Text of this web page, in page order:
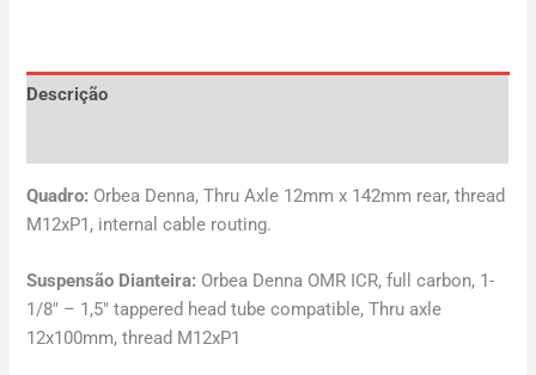
Descrição
Quadro: Orbea Denna, Thru Axle 12mm x 142mm rear, thread
M12xP1, internal cable routing.
Suspensão Dianteira: Orbea Denna OMR ICR, full carbon, 1-
1/8″ – 1,5″ tappered head tube compatible, Thru axle
12x100mm, thread M12xP1